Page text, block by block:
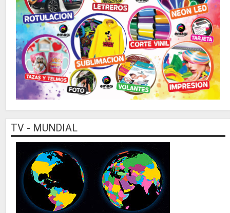
TV - MUNDIAL